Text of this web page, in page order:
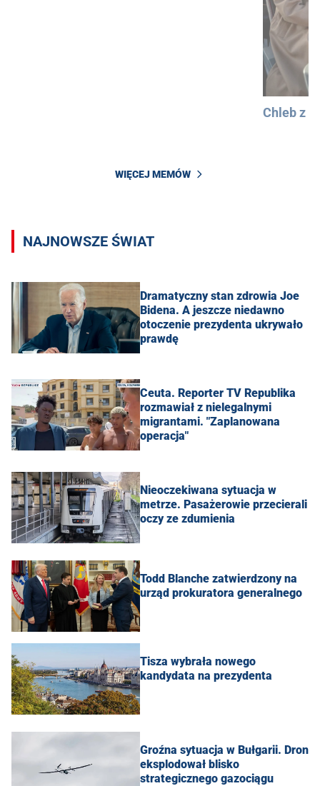
Chleb z
WIĘCEJ MEMÓW
NAJNOWSZE ŚWIAT
Dramatyczny stan zdrowia Joe
Bidena. A jeszcze niedawno
otoczenie prezydenta ukrywało
prawdę
Ceuta. Reporter TV Republika
rozmawiał z nielegalnymi
migrantami. "Zaplanowana
operacja"
Nieoczekiwana sytuacja w
metrze. Pasażerowie przecierali
oczy ze zdumienia
Todd Blanche zatwierdzony na
urząd prokuratora generalnego
Tisza wybrała nowego
kandydata na prezydenta
Groźna sytuacja w Bułgarii. Dron
eksplodował blisko
strategicznego gazociągu